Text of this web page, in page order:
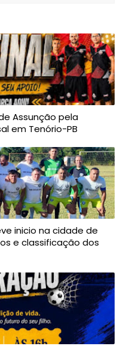
Assunção pela
em Tenório-PB
inicio na cidade de
e classificação dos